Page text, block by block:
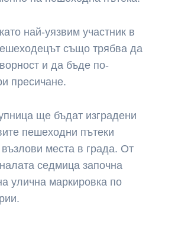
най-уязвим участник в
също трябва да
и да бъде по-
пресичане.
ще бъдат изградени
пешеходни пътеки
места в града. От
седмица започна
улична маркировка по